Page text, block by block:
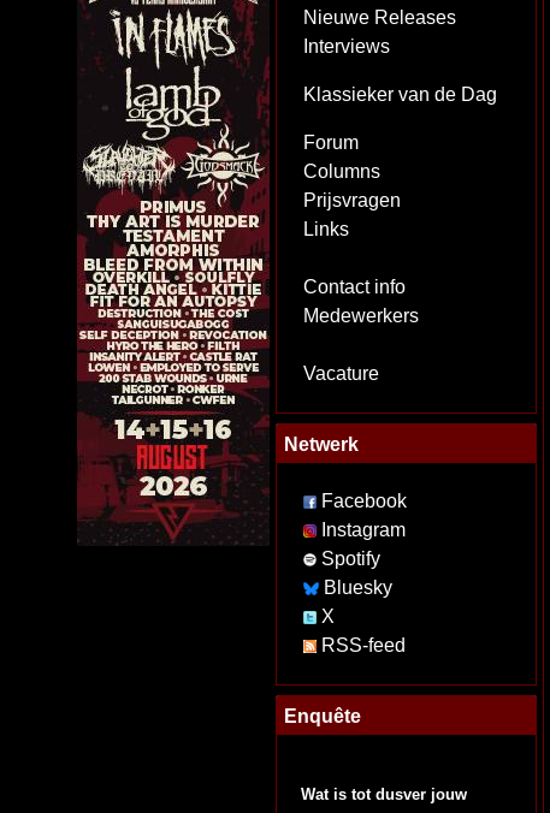
Nieuwe Releases
Interviews
Klassieker van de Dag
Forum
Columns
Prijsvragen
Links
Contact info
Medewerkers
Vacature
Netwerk
Facebook
Instagram
Spotify
Bluesky
X
RSS-feed
Enquête
Wat is tot dusver jouw